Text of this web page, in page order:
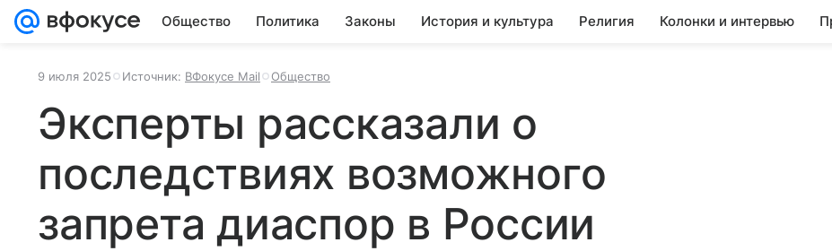
Общество Политика Законы История и культура Религия Колонки и интервью
9 июля 2025 Источник: ВФокусе Mail Общество
Эксперты рассказали о
последствиях возможного
запрета диаспор в России